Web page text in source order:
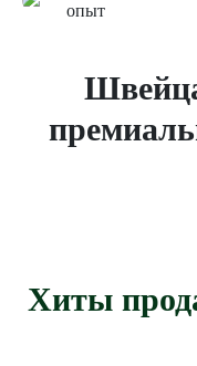
опыт
Хиты